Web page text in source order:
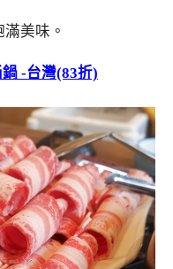
美味。
鍋 -台灣(83折)